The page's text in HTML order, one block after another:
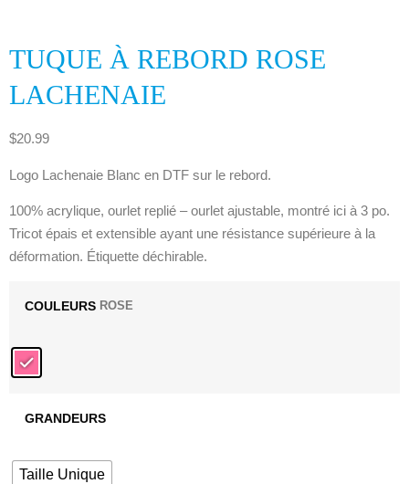
TUQUE À REBORD ROSE
LACHENAIE
$20.99
Logo Lachenaie Blanc en DTF sur le rebord.
100% acrylique, ourlet replié – ourlet ajustable, montré ici à 3 po.
Tricot épais et extensible ayant une résistance supérieure à la
déformation. Étiquette déchirable.
COULEURS ROSE
GRANDEURS
Taille Unique